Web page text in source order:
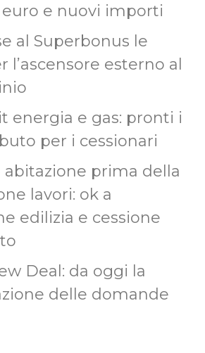
euro e nuovi importi
al Superbonus le
l’ascensore esterno al
energia e gas: pronti i
per i cessionari
abitazione prima della
lavori: ok a
edilizia e cessione
Deal: da oggi la
delle domande